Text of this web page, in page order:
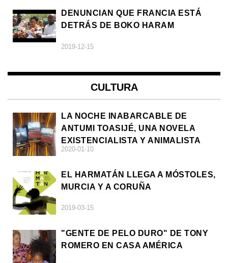
DENUNCIAN QUE FRANCIA ESTÁ
DETRÁS DE BOKO HARAM
2019-12-15
CULTURA
LA NOCHE INABARCABLE DE
ANTUMI TOASIJÉ, UNA NOVELA
EXISTENCIALISTA Y ANIMALISTA
2020-01-10
EL HARMATÁN LLEGA A MÓSTOLES,
MURCIA Y A CORUÑA
2019-03-15
"GENTE DE PELO DURO" DE TONY
ROMERO EN CASA AMÉRICA